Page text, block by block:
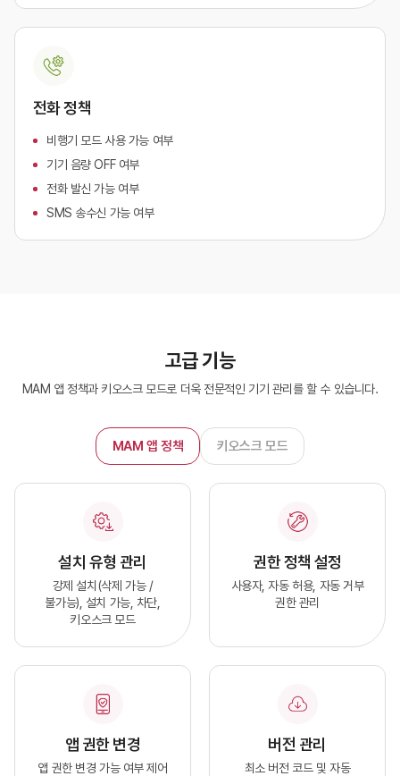
전화 정책
비행기 모드 사용 가능 여부
기기 음량 OFF 여부
전화 발신 가능 여부
SMS 송수신 가능 여부
고급 기능
MAM 앱 정책과 키오스크 모드로 더욱 전문적인 기기 관리를 할 수 있습니다.
MAM 앱 정책 키오스크 모드
설치 유형 관리
강제 설치(삭제 가능 /
불가능), 설치 가능, 차단,
키오스크 모드
권한 정책 설정
사용자, 자동 허용, 자동 거부
권한 관리
앱 권한 변경
앱 권한 변경 가능 여부 제어
버전 관리
최소 버전 코드 및 자동